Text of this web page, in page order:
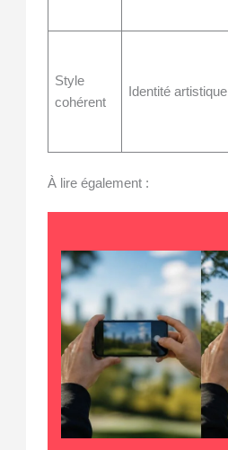
Style
cohérent
Identité artistique
À lire également :